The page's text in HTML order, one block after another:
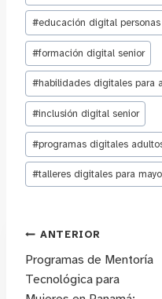
#educación digital personas
#formación digital senior
#habilidades digitales para
#inclusión digital senior
#programas digitales
#talleres digitales para
Navegación
de
ANTERIOR
Programas de Mentoría
Tecnológica para